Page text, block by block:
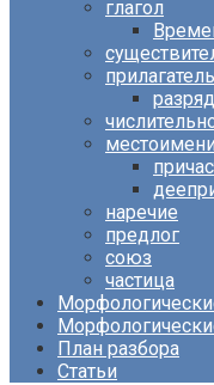
глагол
наречие
предлог
союз
частица
План разбора
Статьи